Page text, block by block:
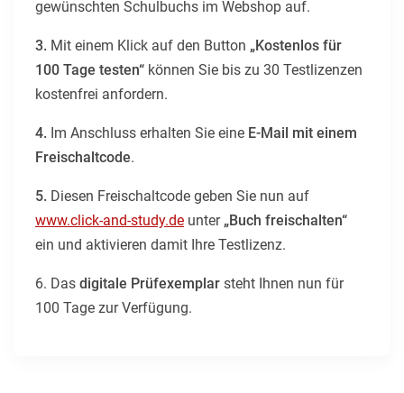
gewünschten Schulbuchs im Webshop auf.
3. Mit einem Klick auf den Button „Kostenlos für
100 Tage testen“ können Sie bis zu 30 Testlizenzen
kostenfrei anfordern.
4. Im Anschluss erhalten Sie eine E-Mail mit einem
Freischaltcode.
5. Diesen Freischaltcode geben Sie nun auf
www.click-and-study.de unter „Buch freischalten“
ein und aktivieren damit Ihre Testlizenz.
6. Das digitale Prüfexemplar steht Ihnen nun für
100 Tage zur Verfügung.